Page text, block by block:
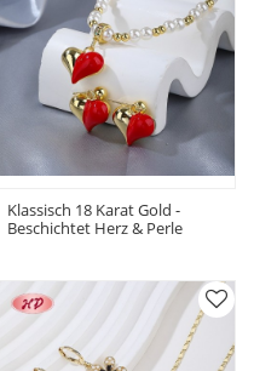
Klassisch 18 Karat Gold -
Beschichtet Herz & Perle
Ohrstecker And Halskette Für
Damen